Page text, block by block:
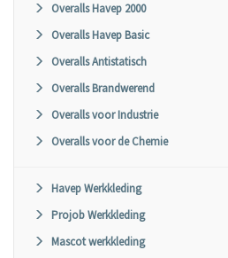
Overalls Havep 2000
Overalls Havep Basic
Overalls Antistatisch
Overalls Brandwerend
Overalls voor Industrie
Overalls voor de Chemie
Havep Werkkleding
Projob Werkkleding
Mascot werkkleding